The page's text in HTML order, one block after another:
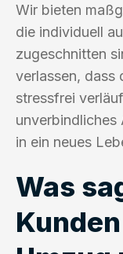
Wir bieten
die individuell
zugeschnitten
verlassen, dass
stressfrei
unverbindliches
in ein neues
Was